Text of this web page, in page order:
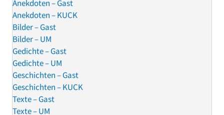
Anekdoten – Gast
Anekdoten – KUCK
Bilder – Gast
Bilder – UM
Gedichte – Gast
Gedichte – UM
Geschichten – Gast
Geschichten – KUCK
Texte – Gast
Texte – UM